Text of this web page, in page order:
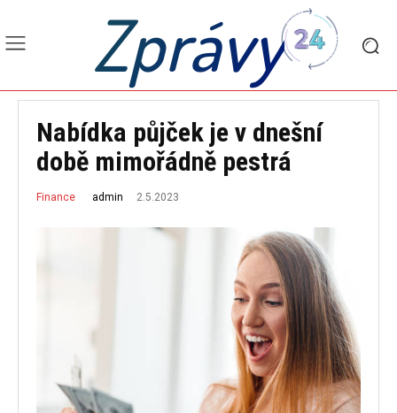
Zprávy
Nabídka půjček je v dnešní
době mimořádně pestrá
Finance admin 2.5.2023